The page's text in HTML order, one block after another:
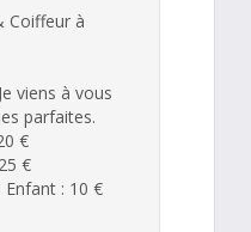
Coiffeur à
viens à vous
parfaites.
€
€
: 10 €